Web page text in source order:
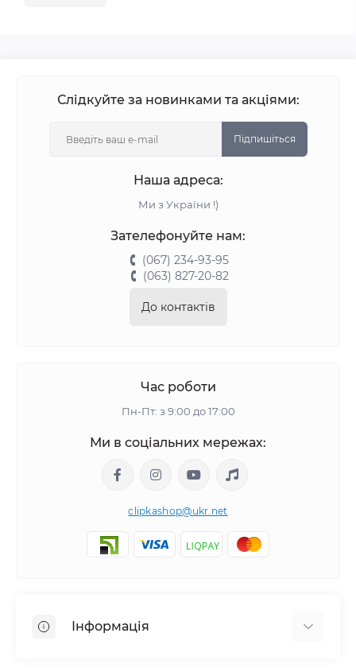
Слідкуйте за новинками та акціями:
Підпишіться
Наша адреса:
Ми з України !)
Зателефонуйте нам:
(067) 234-93-95
(063) 827-20-82
До контактів
Час роботи
Пн-Пт: з 9:00 до 17:00
Ми в соціальних мережах:
clipkashop@ukr.net
Інформація